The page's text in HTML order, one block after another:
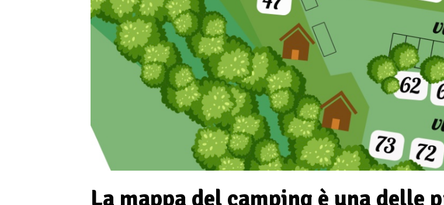
La mappa del camping è una delle